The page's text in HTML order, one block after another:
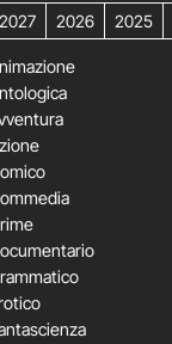
2027 2026 2025